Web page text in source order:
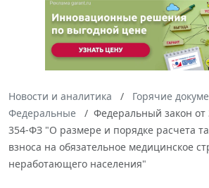
Новости и аналитика
Горячие
Федеральные
Федеральный закон от
354-ФЗ "О размере и порядке расчета
взноса на обязательное медицинское
неработающего населения"